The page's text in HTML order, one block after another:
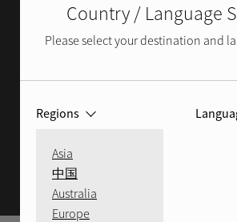
Country / Language
Please select your destination and
Regions
Asia
中国
Australia
Europe